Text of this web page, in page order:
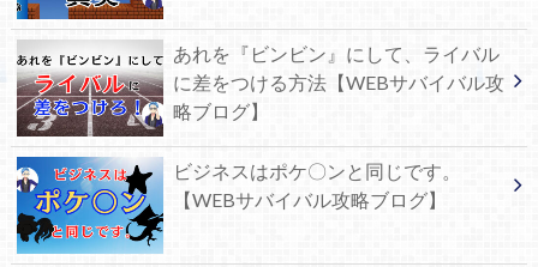
あれを『ビンビン』にして、ライバル
に差をつける方法【WEBサバイバル攻
略ブログ】
ビジネスはポケ〇ンと同じです。
【WEBサバイバル攻略ブログ】